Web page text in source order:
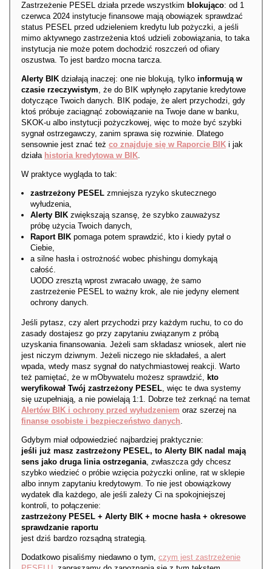
Zastrzeżenie PESEL działa przede wszystkim blokująco: od 1
czerwca 2024 instytucje finansowe mają obowiązek sprawdzać
status PESEL przed udzieleniem kredytu lub pożyczki, a jeśli
mimo aktywnego zastrzeżenia ktoś udzieli zobowiązania, to taka
instytucja nie może potem dochodzić roszczeń od ofiary
oszustwa. To jest bardzo mocna tarcza.
Alerty BIK działają inaczej: one nie blokują, tylko informują w
czasie rzeczywistym, że do BIK wpłynęło zapytanie kredytowe
dotyczące Twoich danych. BIK podaje, że alert przychodzi, gdy
ktoś próbuje zaciągnąć zobowiązanie na Twoje dane w banku,
SKOK-u albo instytucji pożyczkowej, więc to może być szybki
sygnał ostrzegawczy, zanim sprawa się rozwinie. Dlatego
sensownie jest znać też co znajduje się w Raporcie BIK i jak
działa historia kredytowa w BIK.
W praktyce wygląda to tak:
zastrzeżony PESEL zmniejsza ryzyko skutecznego
wyłudzenia,
Alerty BIK zwiększają szansę, że szybko zauważysz
próbę użycia Twoich danych,
Raport BIK pomaga potem sprawdzić, kto i kiedy pytał o
Ciebie,
a silne hasła i ostrożność wobec phishingu domykają
całość.
UODO zresztą wprost zwracało uwagę, że samo
zastrzeżenie PESEL to ważny krok, ale nie jedyny element
ochrony danych.
Jeśli pytasz, czy alert przychodzi przy każdym ruchu, to co do
zasady dostajesz go przy zapytaniu związanym z próbą
uzyskania finansowania. Jeżeli sam składasz wniosek, alert nie
jest niczym dziwnym. Jeżeli niczego nie składałeś, a alert
wpada, wtedy masz sygnał do natychmiastowej reakcji. Warto
też pamiętać, że w mObywatelu możesz sprawdzić, kto
weryfikował Twój zastrzeżony PESEL, więc te dwa systemy
się uzupełniają, a nie powielają 1:1. Dobrze też zerknąć na temat
Alertów BIK i ochrony przed wyłudzeniem oraz szerzej na
finanse osobiste i bezpieczeństwo danych.
Gdybym miał odpowiedzieć najbardziej praktycznie:
jeśli już masz zastrzeżony PESEL, to Alerty BIK nadal mają
sens jako druga linia ostrzegania, zwłaszcza gdy chcesz
szybko wiedzieć o próbie wzięcia pożyczki online, rat w sklepie
albo innym zapytaniu kredytowym. To nie jest obowiązkowy
wydatek dla każdego, ale jeśli zależy Ci na spokojniejszej
kontroli, to połączenie:
zastrzeżony PESEL + Alerty BIK + mocne hasła + okresowe
sprawdzanie raportu
jest dziś bardzo rozsądną strategią.
Dodatkowo pisaliśmy niedawno o tym, czym jest zastrzeżenie